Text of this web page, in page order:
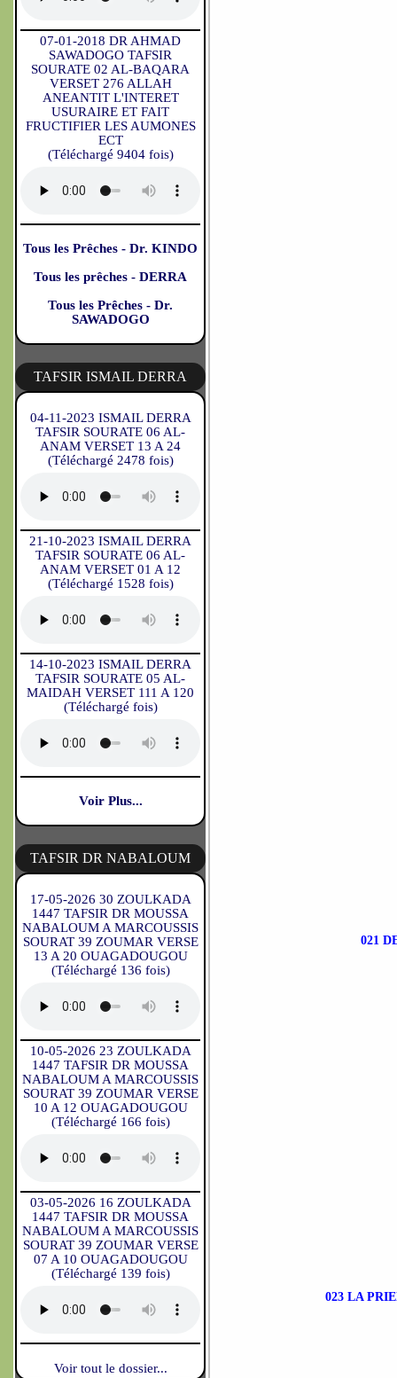
07-01-2018 DR AHMAD
SAWADOGO TAFSIR
SOURATE 02 AL-BAQARA
VERSET 276 ALLAH
ANEANTIT L'INTERET
USURAIRE ET FAIT
FRUCTIFIER LES AUMONES
ECT
(Téléchargé 9404 fois)
Tous les Prêches - Dr. KINDO
Tous les prêches - DERRA
Tous les Prêches - Dr.
SAWADOGO
TAFSIR ISMAIL DERRA
04-11-2023 ISMAIL DERRA
TAFSIR SOURATE 06 AL-
ANAM VERSET 13 A 24
(Téléchargé 2478 fois)
21-10-2023 ISMAIL DERRA
TAFSIR SOURATE 06 AL-
ANAM VERSET 01 A 12
(Téléchargé 1528 fois)
14-10-2023 ISMAIL DERRA
TAFSIR SOURATE 05 AL-
MAIDAH VERSET 111 A 120
(Téléchargé fois)
Voir Plus...
TAFSIR DR NABALOUM
17-05-2026 30 ZOULKADA
1447 TAFSIR DR MOUSSA
NABALOUM A MARCOUSSIS
SOURAT 39 ZOUMAR VERSE
13 A 20 OUAGADOUGOU
(Téléchargé 136 fois)
10-05-2026 23 ZOULKADA
1447 TAFSIR DR MOUSSA
NABALOUM A MARCOUSSIS
SOURAT 39 ZOUMAR VERSE
10 A 12 OUAGADOUGOU
(Téléchargé 166 fois)
03-05-2026 16 ZOULKADA
1447 TAFSIR DR MOUSSA
NABALOUM A MARCOUSSIS
SOURAT 39 ZOUMAR VERSE
07 A 10 OUAGADOUGOU
(Téléchargé 139 fois)
Voir tout le dossier...
021
023 LA